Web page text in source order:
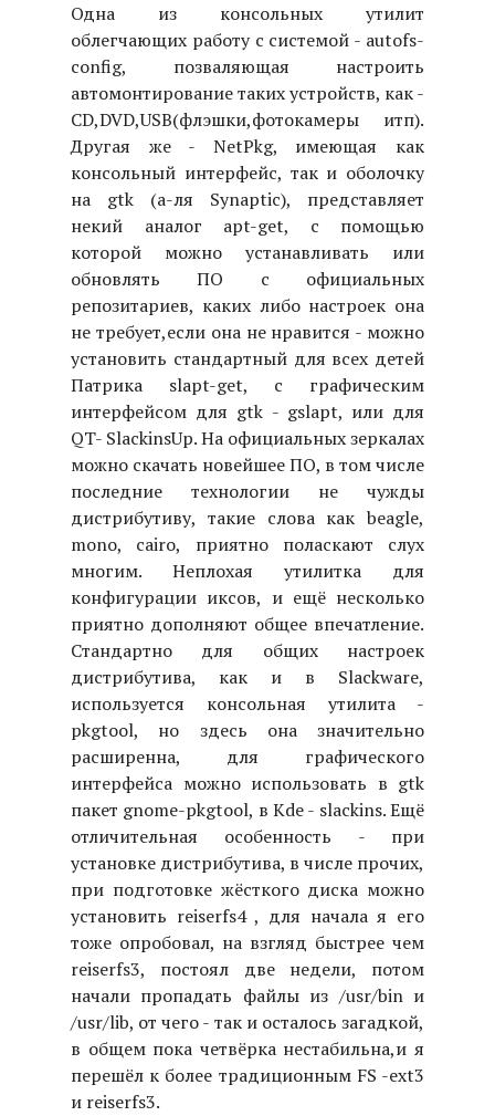
Одна из консольных утилит
облегчающих работу с системой - autofs-
config, позваляющая настроить
автомонтирование таких устройств, как -
CD,DVD,USB(флэшки,фотокамеры итп).
Другая же - NetPkg, имеющая как
консольный интерфейс, так и оболочку
на gtk (а-ля Synaptic), представляет
некий аналог apt-get, с помощью
которой можно устанавливать или
обновлять ПО с официальных
репозитариев, каких либо настроек она
не требует,если она не нравится - можно
установить стандартный для всех детей
Патрика slapt-get, с графическим
интерфейсом для gtk - gslapt, или для
QT- SlackinsUp. На официальных зеркалах
можно скачать новейшее ПО, в том числе
последние технологии не чужды
дистрибутиву, такие слова как beagle,
mono, cairo, приятно поласкают слух
многим. Неплохая утилитка для
конфигурации иксов, и ещё несколько
приятно дополняют общее впечатление.
Стандартно для общих настроек
дистрибутива, как и в Slackware,
используется консольная утилита -
pkgtool, но здесь она значительно
расширенна, для графического
интерфейса можно использовать в gtk
пакет gnome-pkgtool, в Kde - slackins. Ещё
отличительная особенность - при
установке дистрибутива, в числе прочих,
при подготовке жёсткого диска можно
установить reiserfs4 , для начала я его
тоже опробовал, на взгляд быстрее чем
reiserfs3, постоял две недели, потом
начали пропадать файлы из /usr/bin и
/usr/lib, от чего - так и осталось загадкой,
в общем пока четвёрка нестабильна,и я
перешёл к более традиционным FS -ext3
и reiserfs3.